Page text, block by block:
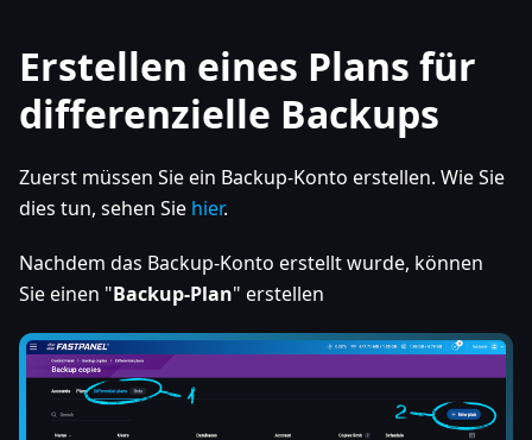
Erstellen eines Plans für
differenzielle Backups
Zuerst müssen Sie ein Backup-Konto erstellen. Wie Sie
dies tun, sehen Sie hier.
Nachdem das Backup-Konto erstellt wurde, können
Sie einen "Backup-Plan" erstellen